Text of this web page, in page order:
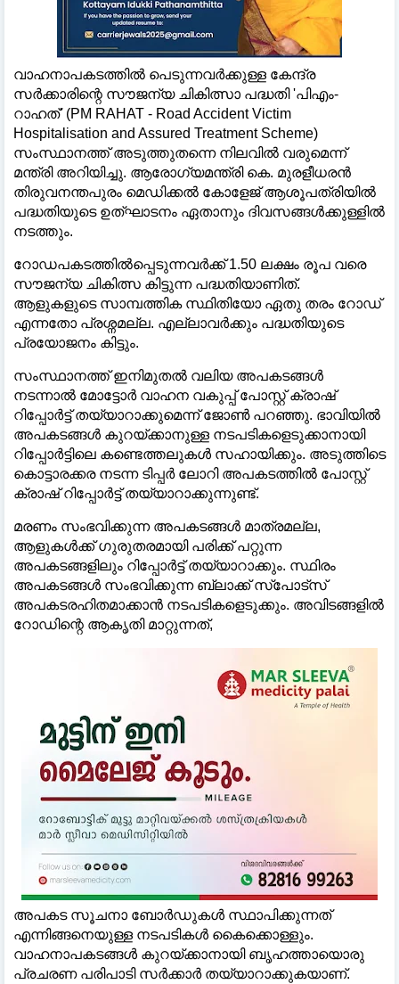
വാഹനാപകടത്തില്‍ പെടുന്നവര്‍ക്കുള്ള കേന്ദ്ര
സര്‍ക്കാരിന്റെ സൗജന്യ ചികിത്സാ പദ്ധതി 'പിഎം-
റാഹത്' (PM RAHAT - Road Accident Victim
Hospitalisation and Assured Treatment Scheme)
സംസ്ഥാനത്ത് അടുത്തുതന്നെ നിലവില്‍ വരുമെന്ന്
മന്ത്രി അറിയിച്ചു. ആരോഗ്യമന്ത്രി കെ. മുരളീധരന്‍
തിരുവനന്തപുരം മെഡിക്കല്‍ കോളേജ് ആശൂപത്രിയില്‍
പദ്ധതിയുടെ ഉത്ഘാടനം ഏതാനും ദിവസങ്ങള്‍ക്കുള്ളില്‍
നടത്തും.
റോഡപകടത്തില്‍പ്പെടുന്നവര്‍ക്ക് 1.50 ലക്ഷം രൂപ വരെ
സൗജന്യ ചികിത്സ കിട്ടുന്ന പദ്ധതിയാണിത്.
ആളുകളുടെ സാമ്പത്തിക സ്ഥിതിയോ ഏതു തരം റോഡ്
എന്നതോ പ്രശ്നമല്ല. എല്ലാവര്‍ക്കും പദ്ധതിയുടെ
പ്രയോജനം കിട്ടും.
സംസ്ഥാനത്ത് ഇനിമുതല്‍ വലിയ അപകടങ്ങള്‍
നടന്നാല്‍ മോട്ടോര്‍ വാഹന വകുപ്പ് പോസ്റ്റ് ക്രാഷ്
റിപ്പോര്‍ട്ട് തയ്യാറാക്കുമെന്ന് ജോണ്‍ പറഞ്ഞു. ഭാവിയില്‍
അപകടങ്ങള്‍ കുറയ്ക്കാനുള്ള നടപടികളെടുക്കാനായി
റിപ്പോര്‍ട്ടിലെ കണ്ടെത്തലുകള്‍ സഹായിക്കും. അടുത്തിടെ
കൊട്ടാരക്കര നടന്ന ടിപ്പര്‍ ലോറി അപകടത്തില്‍ പോസ്റ്റ്
ക്രാഷ് റിപ്പോര്‍ട്ട് തയ്യാറാക്കുന്നുണ്ട്.
മരണം സംഭവിക്കുന്ന അപകടങ്ങള്‍ മാത്രമല്ല,
ആളുകള്‍ക്ക് ഗുരുതരമായി പരിക്ക് പറ്റുന്ന
അപകടങ്ങളിലും റിപ്പോര്‍ട്ട് തയ്യാറാക്കും. സ്ഥിരം
അപകടങ്ങള്‍ സംഭവിക്കുന്ന ബ്ലാക്ക് സ്‌പോട്‌സ്
അപകടരഹിതമാക്കാന്‍ നടപടികളെടുക്കും. അവിടങ്ങളില്‍
റോഡിന്റെ ആകൃതി മാറ്റുന്നത്,
അപകട സൂചനാ ബോര്‍ഡുകള്‍ സ്ഥാപിക്കുന്നത്
എന്നിങ്ങനെയുള്ള നടപടികള്‍ കൈക്കൊള്ളും.
വാഹനാപകടങ്ങള്‍ കുറയ്ക്കാനായി ബൃഹത്തായൊരു
പ്രചരണ പരിപാടി സര്‍ക്കാര്‍ തയ്യാറാക്കുകയാണ്.